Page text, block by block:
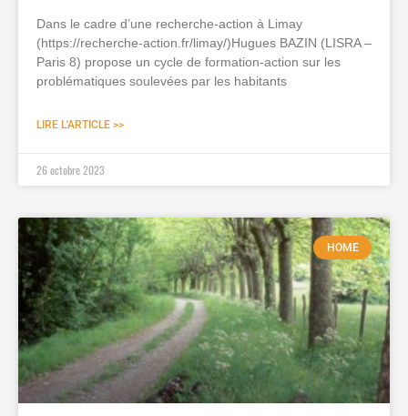
Dans le cadre d’une recherche-action à Limay
(https://recherche-action.fr/limay/)Hugues BAZIN (LISRA –
Paris 8) propose un cycle de formation-action sur les
problématiques soulevées par les habitants
LIRE L'ARTICLE >>
26 octobre 2023
HOME